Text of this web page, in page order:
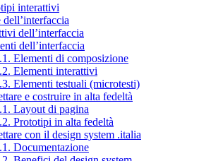
interattivi
dell’interfaccia
dell’interfaccia
Elementi di composizione
Elementi interattivi
Elementi testuali (microtesti)
e costruire in alta fedeltà
Layout di pagina
Prototipi in alta fedeltà
con il design system .italia
Documentazione